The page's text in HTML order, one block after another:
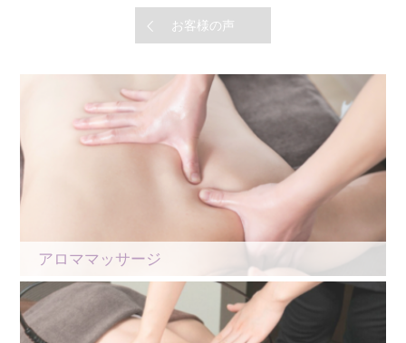
お客様の声
アロママッサージ